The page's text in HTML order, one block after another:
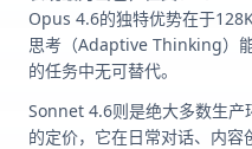
Opus 4.6的独特优势在于
思考（Adaptive Thinking）
的任务中无可替代。
Sonnet 4.6则是绝大多数生
的定价，它在日常对话、内